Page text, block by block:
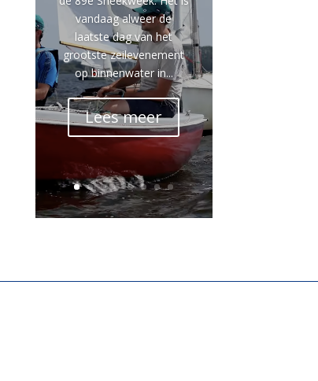
vandaag alweer de
laatste dag van het
grootste zeilevenement
op binnenwater in...
Lees meer